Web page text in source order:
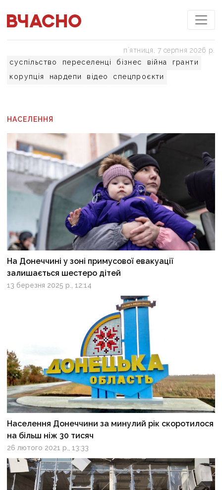
суспільство переселенці бізнес війна
гранти
корупція
нардепи відео спецпроєкти
пʼятниця, 7 серпня 2026 р.
НАСЕЛЕННЯ
На Донеччині у зоні примусової евакуації
залишається шестеро дітей
13 березня 2025 р., 12:14
Населення Донеччини за минулий рік скоротилося
на більш ніж 30 тисяч
26 лютого 2021 р., 13:33